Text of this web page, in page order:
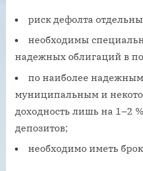
риск дефолта
необходимы
надежных облигаций в
по наиболее
муниципальным и
доходность лишь на 1–2
депозитов;
необходимо иметь